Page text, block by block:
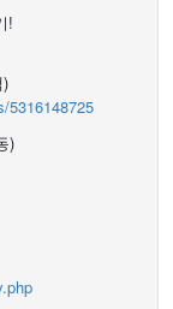
!
5316148725
)